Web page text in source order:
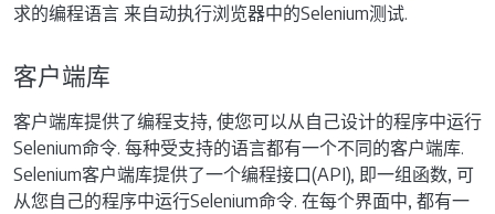
求的编程语言 来自动执行浏览器中的Selenium测试.
客户端库
客户端库提供了编程支持, 使您可以从自己设计的程序中运行
Selenium命令. 每种受支持的语言都有一个不同的客户端库.
Selenium客户端库提供了一个编程接口(API), 即一组函数, 可
从您自己的程序中运行Selenium命令. 在每个界面中, 都有一